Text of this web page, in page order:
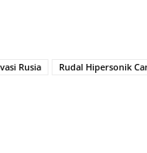
Rusia Rudal Hipersonik